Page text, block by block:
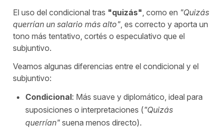
El uso del condicional tras "quizás" , como en "Quizás
querrían un salario más alto" , es correcto y aporta un
tono más tentativo, cortés o especulativo que el
subjuntivo.
Veamos algunas diferencias entre el condicional y el
subjuntivo:
Condicional: Más suave y diplomático, ideal para
suposiciones o interpretaciones ("Quizás
querrían" suena menos directo).